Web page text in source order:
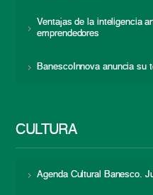
Ventajas de la inteligencia
emprendedores
BanescoInnova anuncia su
CULTURA
Agenda Cultural Banesco.